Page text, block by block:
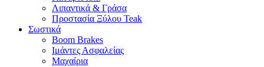
Λιπαντικά & Γράσα
Προστασία Ξύλου Teak
Σωστικά
Boom Brakes
Ιμάντες Ασφαλείας
Μαχαίρια